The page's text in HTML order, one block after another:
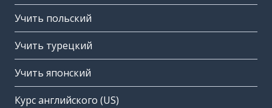
Учить польский
Учить турецкий
Учить японский
Курс английского (US)